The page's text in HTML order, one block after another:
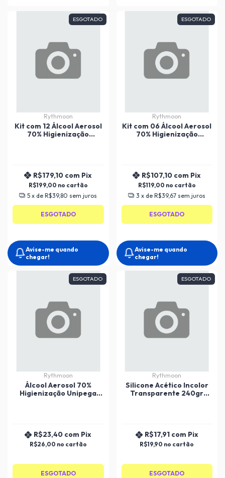
ESGOTADO
Rythmoon
Kit com 12 Álcool Aerosol
70% Higienização
R$199,00
R$179,10 com Pix
5 x deR$39,80 sem juros
ESGOTADO
Avise-me quando
chegar!
ESGOTADO
Rythmoon
Kit com 06 Álcool Aerosol
70% Higienização
R$119,00
R$107,10 com Pix
3 x deR$39,67 sem juros
ESGOTADO
Avise-me quando
chegar!
ESGOTADO
Rythmoon
Álcool Aerosol 70%
Higienização Unipega
R$26,00
R$23,40 com Pix
ESGOTADO
ESGOTADO
Rythmoon
Silicone Acético Incolor
Transparente 240gr
R$19,90
R$17,91 com Pix
ESGOTADO